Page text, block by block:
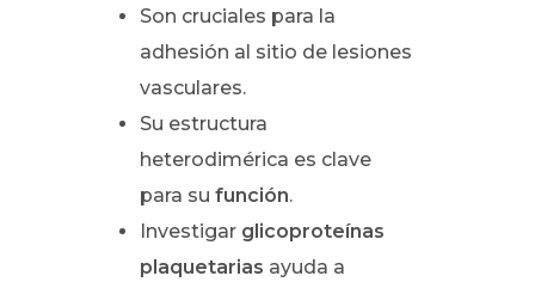
Son cruciales para la
adhesión al sitio de lesiones
vasculares.
Su estructura
heterodimérica es clave
para su función.
Investigar glicoproteínas
plaquetarias ayuda a